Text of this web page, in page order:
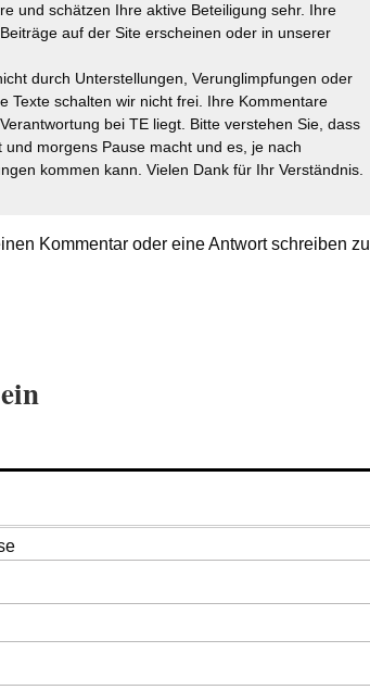
und schätzen Ihre aktive Beteiligung sehr. Ihre
auf der Site erscheinen oder in unserer
durch Unterstellungen, Verunglimpfungen oder
Texte schalten wir nicht frei. Ihre Kommentare
bei TE liegt. Bitte verstehen Sie, dass
morgens Pause macht und es, je nach
kommen kann. Vielen Dank für Ihr Verständnis.
Kommentar oder eine Antwort schreiben zu